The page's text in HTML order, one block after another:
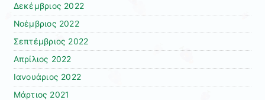
Δεκέμβριος 2022
Νοέμβριος 2022
Σεπτέμβριος 2022
Απρίλιος 2022
Ιανουάριος 2022
Μάρτιος 2021